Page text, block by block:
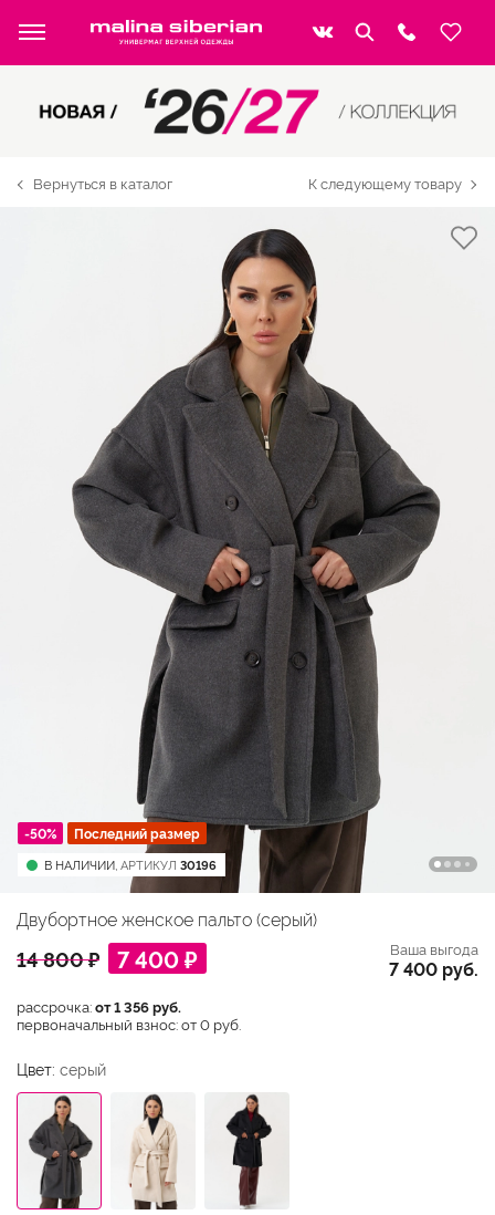
Вернуться в каталог К следующему товару
-50% Последний размер
В НАЛИЧИИ, АРТИКУЛ 30196
Двубортное женское пальто (серый)
14 800 ₽ 7 400 ₽ Ваша выгода
7 400 руб.
рассрочка:от 1 356 руб.
первоначальный взнос: от 0 руб.
Цвет: серый